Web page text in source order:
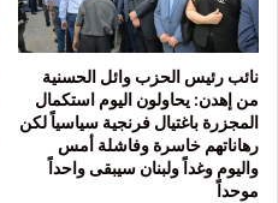
نائب رئيس الحزب وائل الحسنية
من إهدن: يحاولون اليوم استكمال
المجزرة باغتيال فرنجية سياسياً لكن
رهاناتهم خاسرة وفاشلة أمس
واليوم وغداً ولبنان سيبقى واحداً
موحداً